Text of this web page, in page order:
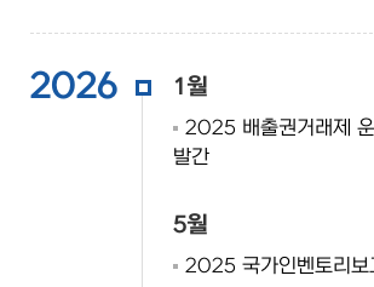
2026 1월
2025 배출권거래제
발간
5월
2025 국가인벤토리